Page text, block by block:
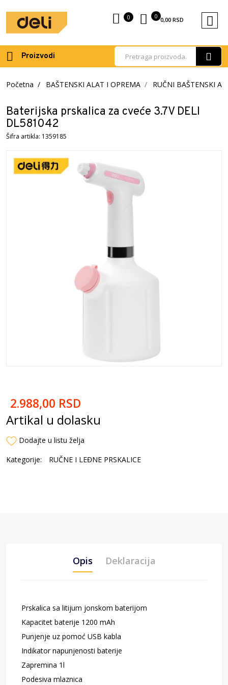
Proizvodi
0 0,00 RSD
0
Početna BAŠTENSKI ALAT I OPREMA RUČNI BAŠTENSKI
Baterijska prskalica za cveće 3.7V DELI
DL581042
Šifra artikla: 1359185
2.988,00 RSD
Artikal u dolasku
Dodajte u listu želja
Kategorije:
RUČNE I LEĐNE PRSKALICE
Opis Deklaracija
Prskalica sa litijum jonskom baterijom
Kapacitet baterije 1200 mAh
Punjenje uz pomoć USB kabla
Indikator napunjenosti baterije
Zapremina 1l
Podesiva mlaznica